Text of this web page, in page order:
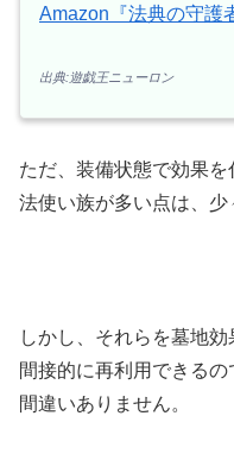
Amazon『法典の守護
出典:遊戯王ニューロン
ただ、装備状態で効果
法使い族が多い点は、少
しかし、それらを墓地
間接的に再利用できる
間違いありません。